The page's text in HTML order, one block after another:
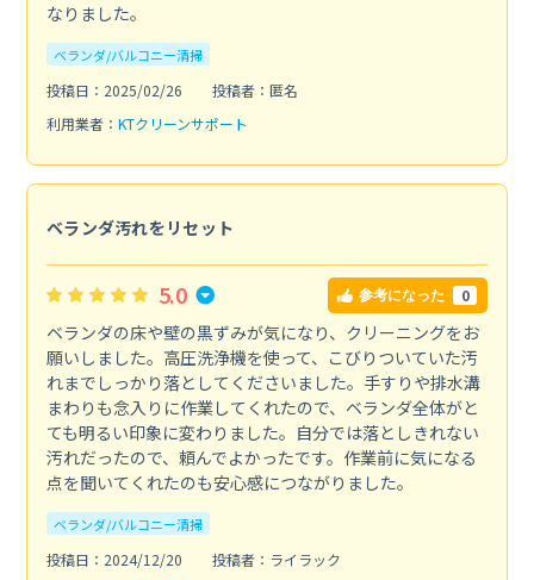
なりました。
ベランダ/バルコニー清掃
投稿日：2025/02/26
投稿者：匿名
利用業者： KTクリーンサポート
ベランダ汚れをリセット
5.0 参考になった 0
ベランダの床や壁の黒ずみが気になり、クリーニングをお
願いしました。高圧洗浄機を使って、こびりついていた汚
れまでしっかり落としてくださいました。手すりや排水溝
まわりも念入りに作業してくれたので、ベランダ全体がと
ても明るい印象に変わりました。自分では落としきれない
汚れだったので、頼んでよかったです。作業前に気になる
点を聞いてくれたのも安心感につながりました。
ベランダ/バルコニー清掃
投稿日：2024/12/20
投稿者：ライラック